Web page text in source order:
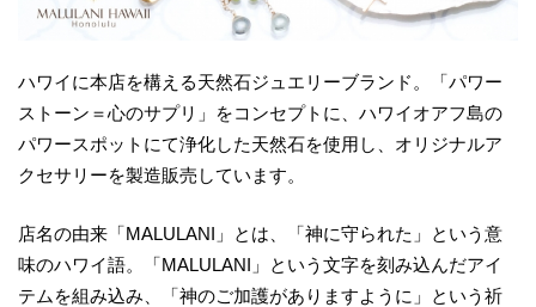
ハワイに本店を構える天然石ジュエリーブランド。「パワー
ストーン＝心のサプリ」をコンセプトに、ハワイオアフ島の
パワースポットにて浄化した天然石を使用し、オリジナルア
クセサリーを製造販売しています。
店名の由来「MALULANI」とは、「神に守られた」という意
味のハワイ語。「MALULANI」という文字を刻み込んだアイ
テムを組み込み、「神のご加護がありますように」という祈